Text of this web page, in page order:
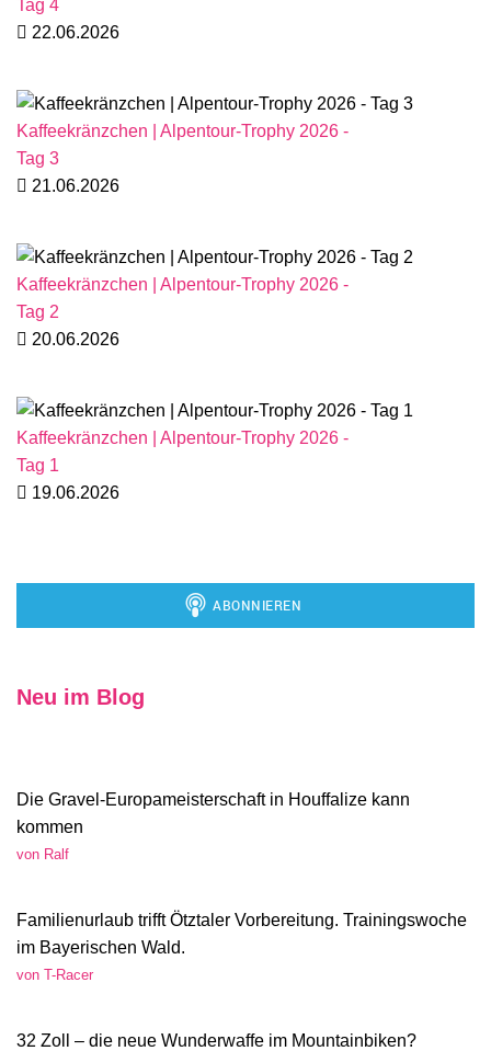
Tag 4
22.06.2026
Kaffeekränzchen | Alpentour-Trophy 2026 -
Tag 3
21.06.2026
Kaffeekränzchen | Alpentour-Trophy 2026 -
Tag 2
20.06.2026
Kaffeekränzchen | Alpentour-Trophy 2026 -
Tag 1
19.06.2026
Neu im Blog
Die Gravel-Europameisterschaft in Houffalize kann
kommen
von Ralf
Familienurlaub trifft Ötztaler Vorbereitung. Trainingswoche
im Bayerischen Wald.
von T-Racer
32 Zoll – die neue Wunderwaffe im Mountainbiken?